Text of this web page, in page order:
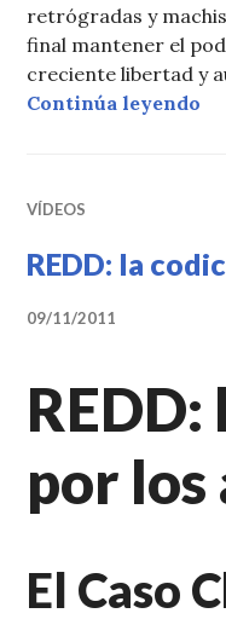
retrógradas y
final mantener el
creciente libertad y
Continúa leyendo
VÍDEOS
REDD: la
09/11/2011
REDD:
por los
El Caso